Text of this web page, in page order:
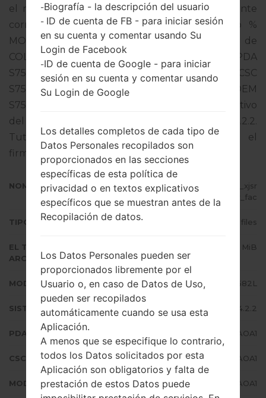
el número de modelo de su teléfono inteligente
corresponde al número de modelo indicado %
MODEL%. El código del firmware es COO de
COLOMBIA. El producto viene con la versión PDA
S7582LUBUAOA1 y la versión CSC
S7582LUUBAOA1,Versión de MODEM
S7582LUBUAOA1. La versión del sistema operativo
del firmware dado es Android Jelly Bean 4.2.2.
Tutorial completo sobre cómo actualizar el
firmware oficial en dispositivos Samsung
NOMBRE DE ARCHIVO
GT-S7582L_1_20150923155440_xjsr
3fu7tw_fac
TIPO DE FIRMWARE 4 files
EL TAMAÑO DEL
ARCHIVO
635.64 MiB
MODELO Samsung GT-S7582L
SISTEMA OPERATIVO Android Jelly Bean 4.2.2
PDA/AP VERSIÓN S7582LUBUAOA1
CSC VERSIÓN S7582LUUBAOA1
MODEM/CP VERSIÓN S7582LUBUAOA1
-Biografía - la descripción del usuario
- ID de cuenta de FB - para iniciar sesión
en su cuenta y comentar usando Su
Login de Facebook
-ID de cuenta de Google - para iniciar
sesión en su cuenta y comentar usando
Su Login de Google
Los detalles completos de cada tipo de
Datos Personales recopilados son
proporcionados en las secciones
específicas de esta política de
privacidad o en textos explicativos
específicos que se muestran antes de la
Recopilación de datos.
Los Datos Personales pueden ser
proporcionados libremente por el
Usuario o, en caso de Datos de Uso,
pueden ser recopilados
automáticamente cuando se usa esta
Aplicación.
A menos que se especifique lo contrario,
todos los Datos solicitados por esta
Aplicación son obligatorios y falta de
prestación de estos Datos puede